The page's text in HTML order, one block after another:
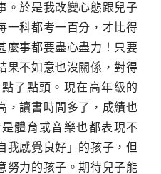
。於是我改變心態跟兒子
一科都考一百分，才比得
麼事都要盡心盡力！只要
果不如意也沒關係，對得
了點頭。現在高年級的
，讀書時間多了，成績也
體育或音樂也都表現不
我感覺良好」的孩子，但
努力的孩子。期待兒子能